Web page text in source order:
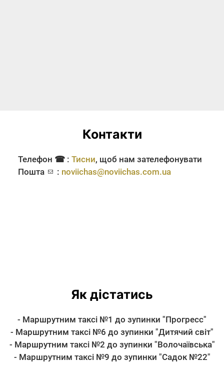
Контакти
Телефон ☎ : Тисни, щоб нам зателефонувати
Пошта
: noviichas@noviichas.com.ua
Як дістатись
- Маршрутним таксі №1 до зупинки "Прогресс"
- Маршрутним таксі №6 до зупинки "Дитячий світ"
- Маршрутним таксі №2 до зупинки "Волочаївська"
- Маршрутним таксі №9 до зупинки "Садок №22"